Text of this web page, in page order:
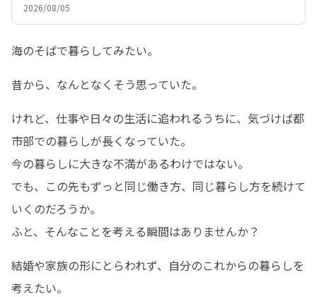
2026/08/05
海のそばで暮らしてみたい。
昔から、なんとなくそう思っていた。
けれど、仕事や日々の生活に追われるうちに、気づけば都
市部での暮らしが長くなっていた。
今の暮らしに大きな不満があるわけではない。
でも、この先もずっと同じ働き方、同じ暮らし方を続けて
いくのだろうか。
ふと、そんなことを考える瞬間はありませんか？
結婚や家族の形にとらわれず、自分のこれからの暮らしを
考えたい。